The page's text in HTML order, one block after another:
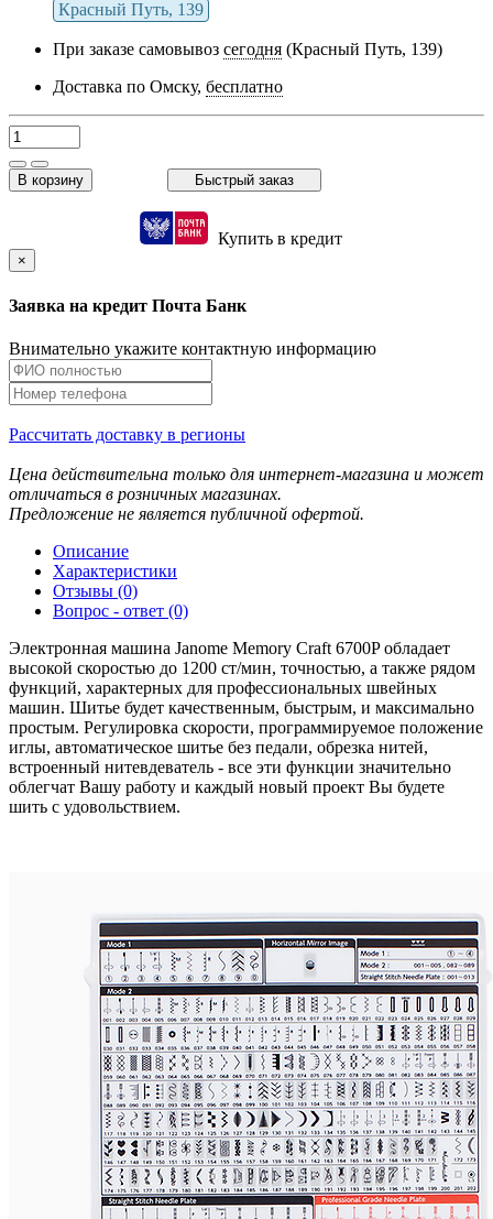
Красный Путь, 139
При заказе самовывоз сегодня (Красный Путь, 139)
Доставка по Омску, бесплатно
В корзину Быстрый заказ
Купить в кредит
×
Заявка на кредит Почта Банк
Внимательно укажите контактную информацию
Рассчитать доставку в регионы
Цена действительна только для интернет-магазина и может
отличаться в розничных магазинах.
Предложение не является публичной офертой.
Описание
Характеристики
Отзывы (0)
Вопрос - ответ (0)
Электронная машина Janome Memory Craft 6700P обладает
высокой скоростью до 1200 ст/мин, точностью, а также рядом
функций, характерных для профессиональных швейных
машин. Шитье будет качественным, быстрым, и максимально
простым. Регулировка скорости, программируемое положение
иглы, автоматическое шитье без педали, обрезка нитей,
встроенный нитевдеватель - все эти функции значительно
облегчат Вашу работу и каждый новый проект Вы будете
шить с удовольствием.